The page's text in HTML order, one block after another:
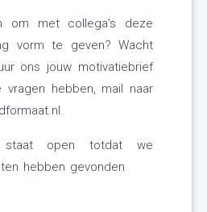
met collega’s deze
vorm te geven? Wacht
ons jouw motivatiebrief
hebben, mail naar
staat open totdat we
hebben gevonden